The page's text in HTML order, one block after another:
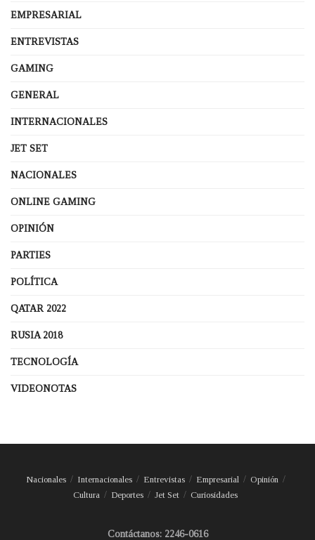
EMPRESARIAL
ENTREVISTAS
GAMING
GENERAL
INTERNACIONALES
JET SET
NACIONALES
ONLINE GAMING
OPINIÓN
PARTIES
POLÍTICA
QATAR 2022
RUSIA 2018
TECNOLOGÍA
VIDEONOTAS
Nacionales Internacionales Entrevistas Empresarial
Opinión
Cultura
Deportes Jet Set Curiosidades
Contáctanos: 2246-0616